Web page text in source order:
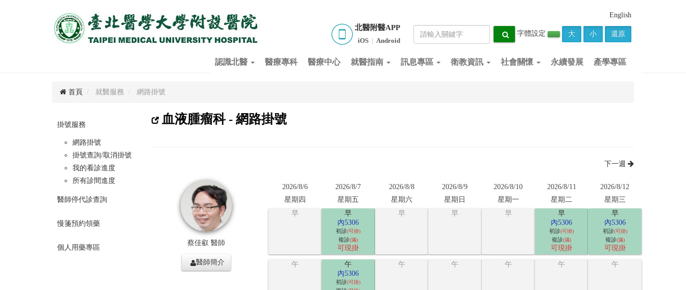
English
北醫附醫APP
iOS | Android
字體設定 大 小 還原
認識北醫 醫療專科 醫療中心 就醫指南 訊息專區 衛教資訊 社會關懷 永續發展 產學專區
首頁 就醫服務 網路掛號
掛號服務
網路掛號
掛號查詢/取消掛號
我的看診進度
所有診間進度
醫師停代診查詢
慢箋預約領藥
個人用藥專區
血液腫瘤科 - 網路掛號
下一週
蔡佳叡 醫師
醫師簡介
2026/8/6
星期四
2026/8/7
星期五
2026/8/8
星期六
2026/8/9
星期日
2026/8/10
星期一
2026/8/11
星期二
2026/8/12
星期三
早
早
內5306
初診(可掛)
複診(滿)
可現掛
早 早 早
早
內5306
初診(可掛)
複診(滿)
可現掛
早
內5306
初診(可掛)
複診(滿)
可現掛
午
午
內5306
初診(可掛)
午 午 午 午 午